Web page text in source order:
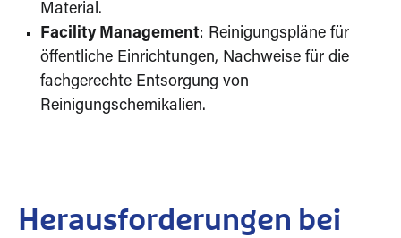
Material.
Facility Management: Reinigungspläne für
öffentliche Einrichtungen, Nachweise für die
fachgerechte Entsorgung von
Reinigungschemikalien.
Herausforderungen bei